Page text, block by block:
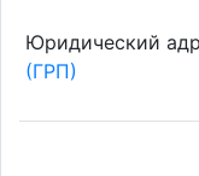
Юридический
(ГРП)